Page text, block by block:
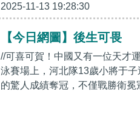
2025-11-13 19:28:30
【今日網圖】後生可畏
//可喜可賀！中國又有一位天才
泳賽場上，河北隊13歲小將于
的驚人成績奪冠，不僅戰勝衛